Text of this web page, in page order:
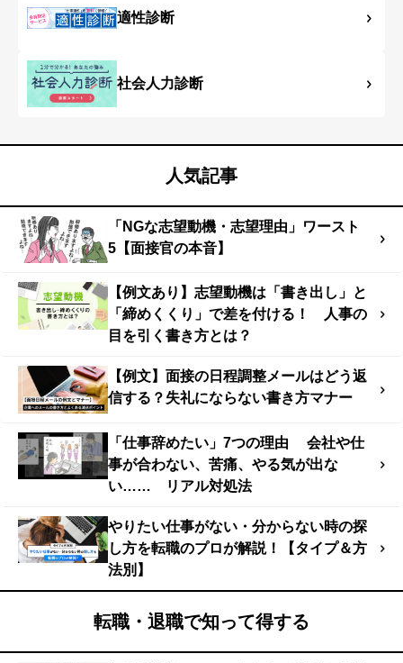
適性診断
社会人力診断
人気記事
「NGな志望動機・志望理由」ワースト
5【面接官の本音】
【例文あり】志望動機は「書き出し」と
「締めくくり」で差を付ける！ 人事の
目を引く書き方とは？
【例文】面接の日程調整メールはどう返
信する？失礼にならない書き方マナー
「仕事辞めたい」7つの理由 会社や仕
事が合わない、苦痛、やる気が出な
い…… リアル対処法
やりたい仕事がない・分からない時の探
し方を転職のプロが解説！【タイプ＆方
法別】
転職・退職で知って得する